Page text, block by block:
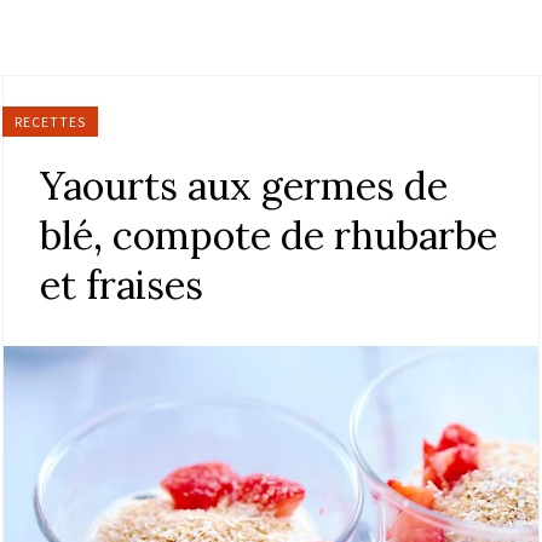
RECETTES
Yaourts aux germes de
blé, compote de rhubarbe
et fraises